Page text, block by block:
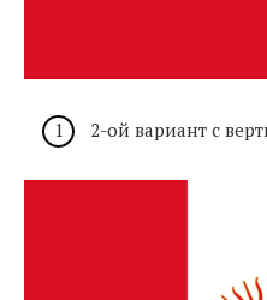
2-ой вариант с